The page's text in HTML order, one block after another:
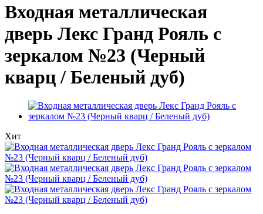
Входная металлическая
дверь Лекс Гранд Рояль с
зеркалом №23 (Черный
кварц / Беленый дуб)
Хит